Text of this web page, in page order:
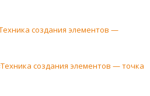
создания элементов —
создания элементов — точка